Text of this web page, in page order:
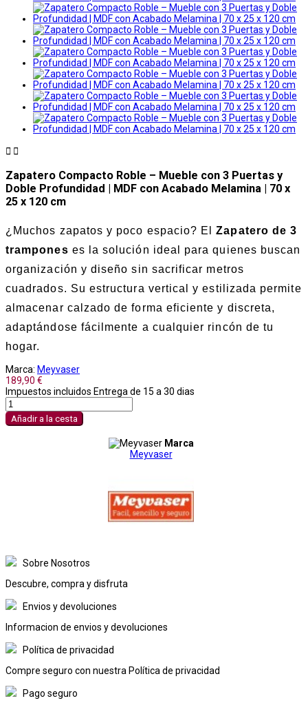
 
Zapatero Compacto Roble – Mueble con 3 Puertas y
Doble Profundidad | MDF con Acabado Melamina | 70 x
25 x 120 cm
¿Muchos zapatos y poco espacio? ElZapatero de 3
trampones es la solución ideal para quienes buscan
organización y diseño sin sacrificar metros
cuadrados. Su estructura vertical y estilizada permite
almacenar calzado de forma eficiente y discreta,
adaptándose fácilmente a cualquier rincón de tu
hogar.
Marca: Meyvaser
189,90 €
Impuestos incluidos Entrega de 15 a 30 dias
Añadir a la cesta
Marca
Meyvaser
Sobre Nosotros
Descubre, compra y disfruta
Envios y devoluciones
Informacion de envios y devoluciones
Política de privacidad
Compre seguro con nuestra Política de privacidad
Pago seguro